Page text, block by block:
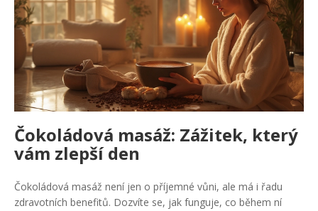
Čokoládová masáž: Zážitek, který
vám zlepší den
Čokoládová masáž není jen o příjemné vůni, ale má i řadu
zdravotních benefitů. Dozvíte se, jak funguje, co během ní